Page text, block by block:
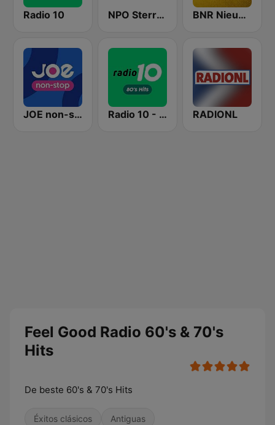
Radio 10 NPO Sterren BNR Nieuwsradio
JOE non-stop Radio 10 - 80s Hits RADIONL
Feel Good Radio 60's & 70's
Hits
De beste 60's & 70's Hits
Éxitos clásicos Antiguas